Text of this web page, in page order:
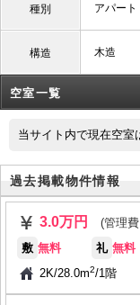
種別 アパート
構造 木造
空室一覧
当サイト内で現在空室
過去掲載物件情報
3.0万円
(管理
敷 無料 礼 無料
2K/28.0m2/1階